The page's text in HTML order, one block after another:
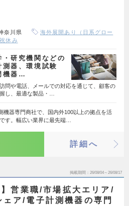
奈川県
海外展開あり（日系グロー
休み
研究機関などの
器、環境試験
機器…
問や電話、メールでの対応を通じて、顧客の
し、最適な製品・…
機器専門商社で、国内外100以上の拠点を活
す。幅広い業界に最先端…
詳細へ
掲載期間 26/08/04～26/08/17
】営業職/市場拡大エリア/
ェア/電子計測機器の専門